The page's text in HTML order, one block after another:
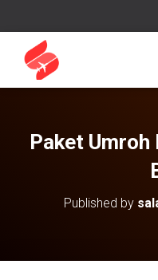
Paket Umroh
Published by